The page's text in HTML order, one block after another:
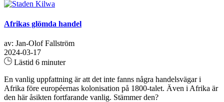
Afrikas glömda handel
av: Jan-Olof Fallström
2024-03-17
Lästid 6 minuter
En vanlig uppfattning är att det inte fanns några handelsvägar i
Afrika före européernas kolonisation på 1800-talet. Även i Afrika är
den här åsikten fortfarande vanlig. Stämmer den?